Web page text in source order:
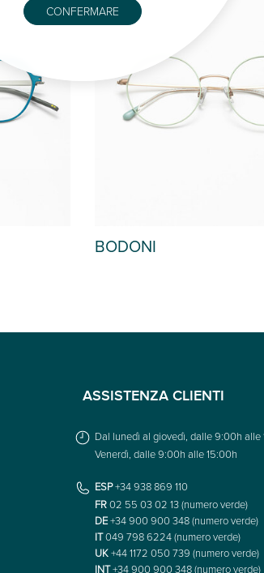
DAISY
ASSISTENZA CLIENTI
Dal lunedì al giovedì, dalle 9:00h alle
Venerdì, dalle 9:00h alle 15:00h
ESP+34 938 869 110
FR02 55 03 02 13 (numero verde)
DE+34 900 900 348 (numero verde)
IT049 798 6224 (numero verde)
UK+44 1172 050 739 (numero verde)
INT+34 900 900 348 (numero verde)
CONFERMARE